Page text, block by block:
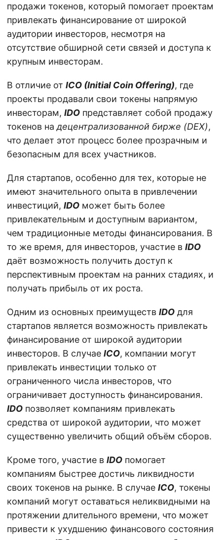
продажи токенов, который помогает проектам
привлекать финансирование от широкой
аудитории инвесторов, несмотря на
отсутствие обширной сети связей и доступа к
крупным инвесторам.
В отличие от ICO (Initial Coin Offering), где
проекты продавали свои токены напрямую
инвесторам, IDO представляет собой продажу
токенов надецентрализованной бирже (DEX),
что делает этот процесс более прозрачным и
безопасным для всех участников.
Для стартапов, особенно для тех, которые не
имеют значительного опыта в привлечении
инвестиций, IDO может быть более
привлекательным и доступным вариантом,
чем традиционные методы финансирования. В
то же время, для инвесторов, участие в IDO
даёт возможность получить доступ к
перспективным проектам на ранних стадиях, и
получать прибыль от их роста.
Одним из основных преимуществ IDO для
стартапов является возможность привлекать
финансирование от широкой аудитории
инвесторов. В случае ICO, компании могут
привлекать инвестиции только от
ограниченного числа инвесторов, что
ограничивает доступность финансирования.
IDO позволяет компаниям привлекать
средства от широкой аудитории, что может
существенно увеличить общий объём сборов.
Кроме того, участие в IDO помогает
компаниям быстрее достичь ликвидности
своих токенов на рынке. В случае ICO, токены
компаний могут оставаться неликвидными на
протяжении длительного времени, что может
привести к ухудшению финансового состояния